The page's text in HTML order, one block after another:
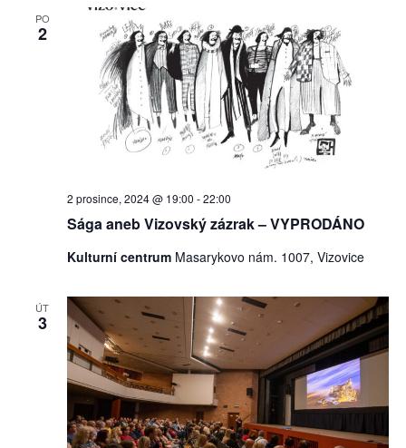
a
Akce
PO
2
Sága aneb Vizovský zázrak – VYPRODÁNO
2 prosince, 2024 @ 19:00 -22:00
Kulturní centrum Masarykovo nám. 1007, Vizovice
ÚT
3